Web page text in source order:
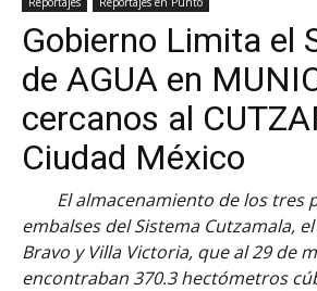
Gobierno Limita el
de AGUA en
cercanos al
Ciudad México
El almacenamiento de los tres
embalses del Sistema Cutzamala,
Bravo y Villa Victoria, que al 29 de
encontraban 370.3 hectómetros